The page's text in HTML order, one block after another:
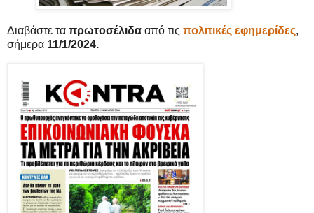
Διαβάστε τα πρωτοσέλιδα από τις πολιτικές εφημερίδες,
σήμερα 11/1/2024.